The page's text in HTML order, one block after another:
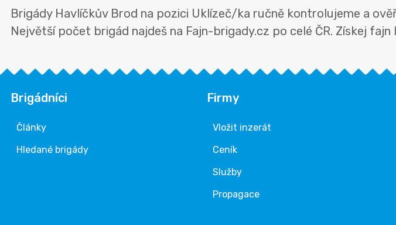
Brigády Havlíčkův Brod na pozici Uklízeč/ka ručně kontrolujeme a
Největší počet brigád najdeš na Fajn-brigady.cz po celé ČR. Získej
Brigádníci
Články
Hledané brigády
Firmy
Vložit inzerát
Ceník
Služby
Propagace